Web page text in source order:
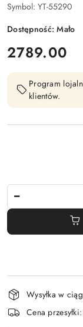
Symbol: YT-55290
Dostępność:Mało
cena:
2789.00
Program
klientów.
Dostępność
i
dostawa
Wysyłka w
Cena przesyłki: